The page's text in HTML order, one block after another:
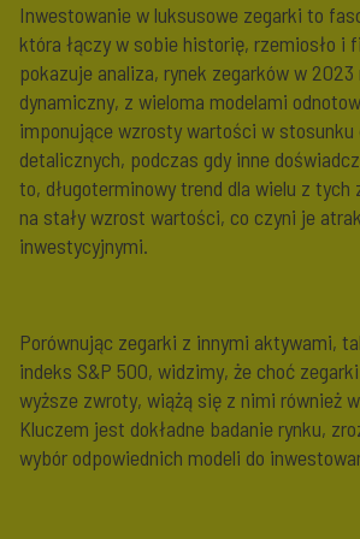
Inwestowanie w luksusowe zegarki to
która łączy w sobie historię, rzemiosło i
pokazuje analiza, rynek zegarków w
dynamiczny, z wieloma modelami
imponujące wzrosty wartości w stosunku
detalicznych, podczas gdy inne
to, długoterminowy trend dla wielu z tych
na stały wzrost wartości, co czyni je
inwestycyjnymi.
Porównując zegarki z innymi aktywami,
indeks S&P 500, widzimy, że choć
wyższe zwroty, wiążą się z nimi również
Kluczem jest dokładne badanie rynku,
wybór odpowiednich modeli do